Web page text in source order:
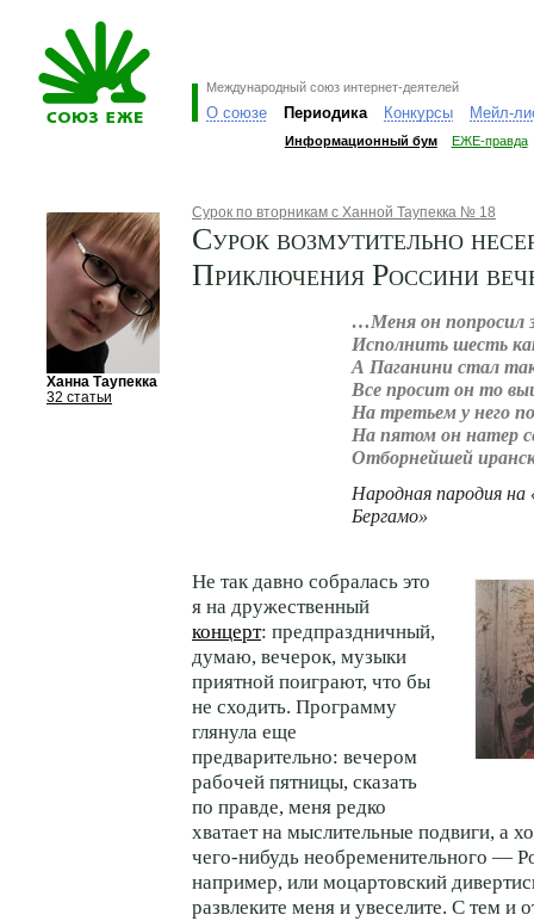
Международный союз интернет-деятелей
О союзе Периодика Конкурсы Мейл-
Информационный бум ЕЖЕ-правда
Ханна Таупекка
32 статьи
Сурок по вторникам с Ханной Таупекка № 18
Сурок возмутительно
Приключения Россини
…Меня он попросил
Исполнить шесть
А Паганини стал
Все просит он то
На третьем у него
На пятом он натер
Отборнейшей
Народная пародия на
Бергамо»
Не так давно собралась это
я на дружественный
концерт: предпраздничный,
думаю, вечерок, музыки
приятной поиграют, что бы
не сходить. Программу
глянула еще
предварительно: вечером
рабочей пятницы, сказать
по правде, меня редко
хватает на мыслительные подвиги, а
чего-нибудь необременительного —
например, или моцартовский
развлеките меня и увеселите. С тем и